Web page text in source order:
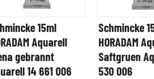
15ml
Aquarell
gebrannt
14 661 006
Schmincke
HORADAM
Saftgruen
530 006